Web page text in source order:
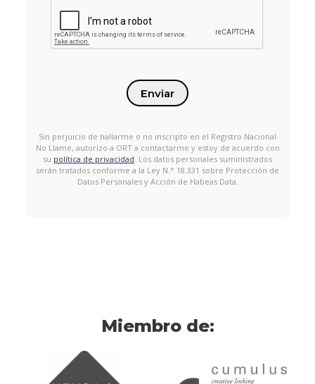
Enviar
Sin perjuicio de hallarme o no inscripto en el Registro Nacional
No Llame, autorizo a ORT a contactarme y estoy de acuerdo con
su política de privacidad. Los datos personales suministrados
serán tratados conforme a la Ley N.° 18.331 sobre Protección de
Datos Personales y Acción de Habeas Data.
Miembro de: